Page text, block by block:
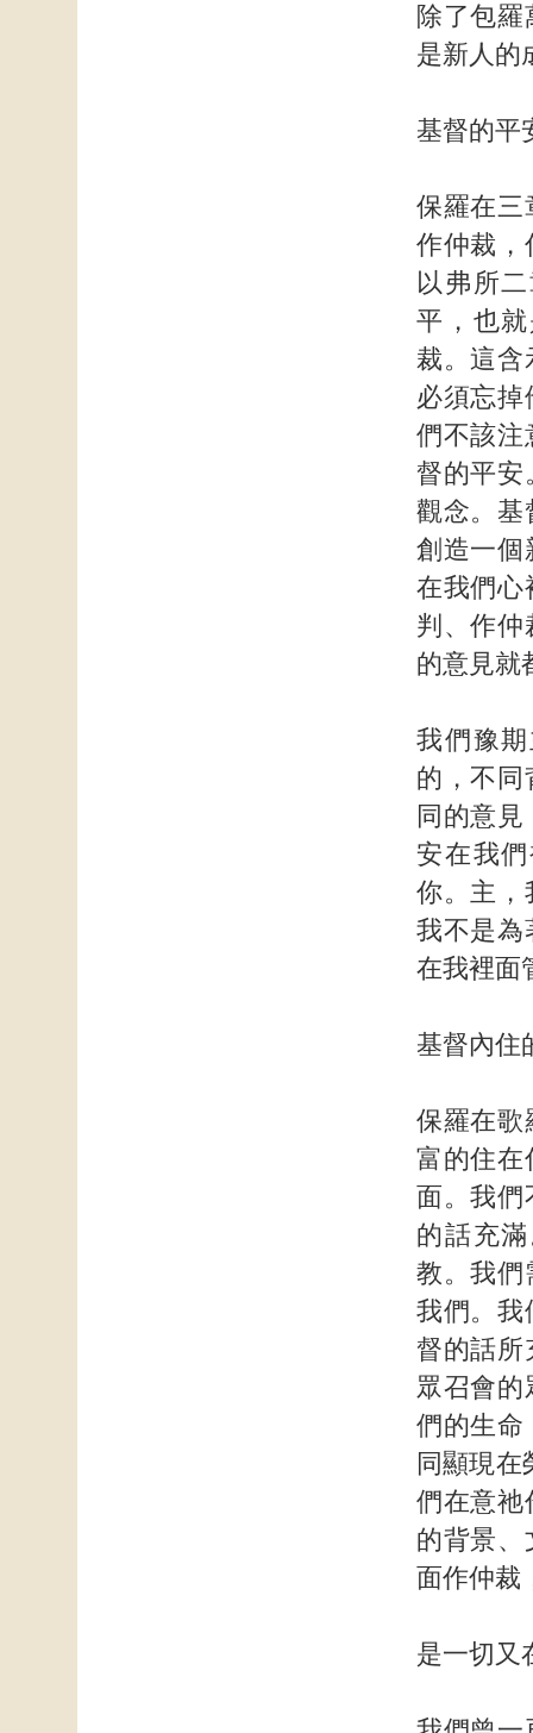
除了包
是新人的
基督的平
保羅在三
作仲裁，
以弗所
平，也
裁。這含
必須忘掉
們不該注
督的平安
觀念。基
創造一個
在我們心
判、作仲
的意見就
我們豫
的，不同
同的意
安在我
你。主，
我不是為
在我裡面
基督內住
保羅在歌
富的住在
面。我們
的話充
教。我們
我們。我
督的話所
眾召會的
們的生命
同顯現在
們在意祂
的背景、
面作仲裁
是一切又